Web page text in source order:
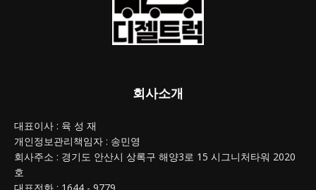
회사소개
대표이사 : 육 성 재
개인정보관리책임자 : 송민영
회사주소 : 경기도 안산시 상록구 해양3로 15 시그니처타워 2020
호